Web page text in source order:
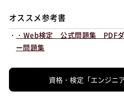
オススメ参考書
・ ・Web検定 公式問題集 PDF
ー問題集
資格・検定「エンジニ